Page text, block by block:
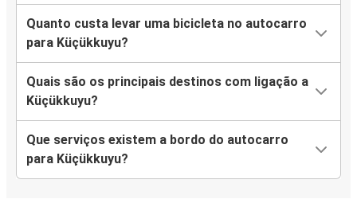
Quanto custa levar uma bicicleta no autocarro
para Küçükkuyu?
Quais são os principais destinos com ligação a
Küçükkuyu?
Que serviços existem a bordo do autocarro
para Küçükkuyu?